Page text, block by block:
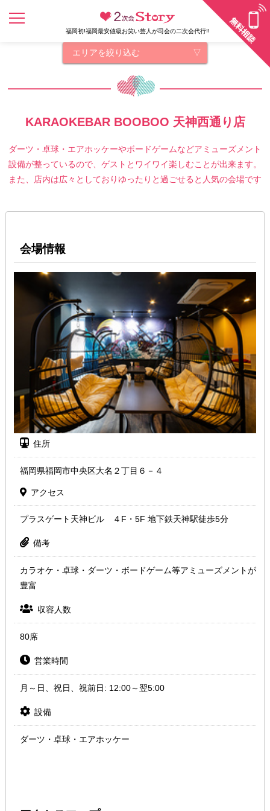
福岡初!福岡最安値級お笑い芸人が司会の二次会代行!!
エリアを絞り込む
KARAOKEBAR BOOBOO 天神西通り店
ダーツ・卓球・エアホッケーやボードゲームなどアミューズメント
設備が整っているので、ゲストとワイワイ楽しむことが出来ます。
また、店内は広々としておりゆったりと過ごせると人気の会場です
会場情報
住所
福岡県福岡市中央区大名２丁目６－４
アクセス
プラスゲート天神ビル ４F・5F 地下鉄天神駅徒歩5分
備考
カラオケ・卓球・ダーツ・ボードゲーム等アミューズメントが
豊富
収容人数
80席
営業時間
月～日、祝日、祝前日: 12:00～翌5:00
設備
ダーツ・卓球・エアホッケー